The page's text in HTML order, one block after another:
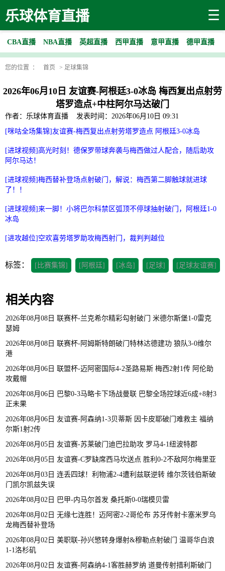
乐球体育直播 ☰
CBA直播 NBA直播 英超直播 西甲直播 意甲直播 德甲直播
您的位置 ： 首页 > 足球集锦
2026年06月10日 友谊赛-阿根廷3-0冰岛 梅西复出点射劳
塔罗造点+中柱阿尔马达破门
作者：乐球体育直播
发表时间：2026年06月10日 09:31
[咪咕全场集锦]友谊赛-梅西复出点射劳塔罗造点 阿根廷3-0冰岛
[进球视频]高光时刻！德保罗带球奔袭与梅西做过人配合，随后助攻
阿尔马达！
[进球视频]梅西替补登场点射破门，解说：梅西第二脚触球就进球
了！！
[进球视频]来一脚！小将巴尔科禁区弧顶不停球抽射破门，阿根廷1-0
冰岛
[进攻越位]空欢喜劳塔罗助攻梅西射门，裁判判越位
标签： [比赛集锦] [阿根廷] [冰岛] [足球] [足球友谊赛]
相关内容
2026年08月08日 联赛杯-兰克希尔精彩勾射破门 米德尔斯堡1-0雷克
瑟姆
2026年08月08日 联赛杯-阿姆斯特朗破门特林达德建功 狼队3-0维尔
港
2026年08月06日 联盟杯-迈阿密国际4-2圣路易斯 梅西2射1传 阿伦助
攻戴帽
2026年08月06日 巴黎0-3马略卡下场战曼联 巴黎全场控球近6成+8射3
正未果
2026年08月06日 友谊赛-阿森纳1-3贝蒂斯 因卡皮耶破门难救主 福纳
尔斯1射2传
2026年08月05日 友谊赛-苏莱破门迪巴拉助攻 罗马4-1纽波特郡
2026年08月05日 友谊赛-C罗缺席西马坎送点 胜利0-2不敌阿尔梅里亚
2026年08月03日 连丢四球！利物浦2-4遭利兹联逆转 维尔茨钱伯斯破
门凯尔凯兹失误
2026年08月02日 巴甲-内马尔首发 桑托斯0-0瑞模贝雷
2026年08月02日 无缘七连胜！迈阿密2-2哥伦布 苏牙传射卡塞米罗乌
龙梅西替补登场
2026年08月02日 美职联-孙兴慜转身爆射&穆勒点射破门 温哥华白浪
1-1洛杉矶
2026年08月02日 友谊赛-阿森纳4-1客胜赫罗纳 道曼传射措利斯破门